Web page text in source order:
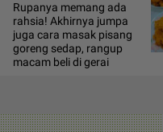
Rupanya memang ada
rahsia! Akhirnya jumpa
juga cara masak pisang
goreng sedap, rangup
macam beli di gerai